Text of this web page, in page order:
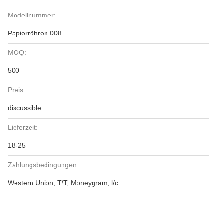
Modellnummer:
Papierröhren 008
MOQ:
500
Preis:
discussible
Lieferzeit:
18-25
Zahlungsbedingungen:
Western Union, T/T, Moneygram, l/c